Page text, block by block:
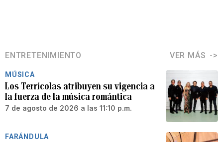
ENTRETENIMIENTO VER MÁS
MÚSICA
Los Terrícolas atribuyen su vigencia a
la fuerza de la música romántica
7 de agosto de 2026 a las 11:10 p.m.
FARÁNDULA